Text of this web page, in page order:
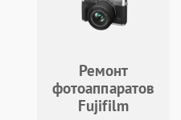
Ремонт
фотоаппаратов
Fujifilm